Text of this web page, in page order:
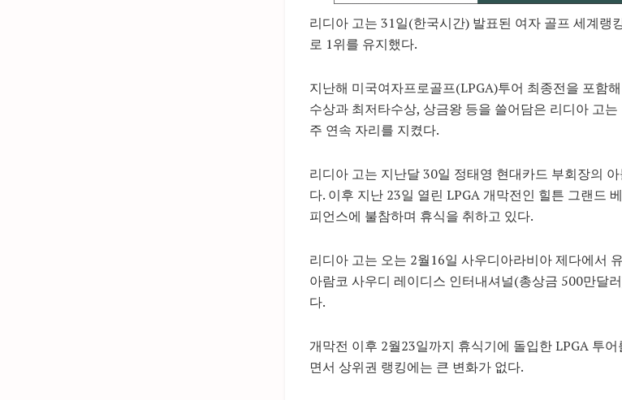
리디아 고는 31일(한국시간) 발표된 여자 골프 세계랭
로 1위를 유지했다.
지난해 미국여자프로골프(LPGA)투어 최종전을 포함
수상과 최저타수상, 상금왕 등을 쓸어담은 리디아 고
주 연속 자리를 지켰다.
리디아 고는 지난달 30일 정태영 현대카드 부회장의
다. 이후 지난 23일 열린 LPGA 개막전인 힐튼 그랜드
피언스에 불참하며 휴식을 취하고 있다.
리디아 고는 오는 2월16일 사우디아라비아 제다에서
아람코 사우디 레이디스 인터내셔널(총상금 500만달
다.
개막전 이후 2월23일까지 휴식기에 돌입한 LPGA 투
면서 상위권 랭킹에는 큰 변화가 없다.